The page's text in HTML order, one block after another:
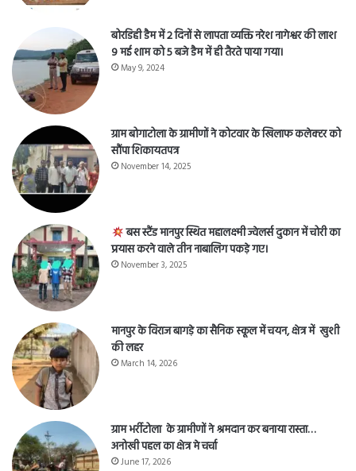
बोरडिही डैम में 2 दिनों से लापता व्यक्ति नरेश नागेश्वर की लाश
9 मई शाम को 5 बजे डैम में ही तैरते पाया गया।
May 9, 2024
ग्राम बोगाटोला के ग्रामीणों ने कोटवार के खिलाफ कलेक्टर को
सौंपा शिकायतपत्र
November 14, 2025
बस स्टैंड मानपुर स्थित महालक्ष्मी ज्वेलर्स दुकान में चोरी का
प्रयास करने वाले तीन नाबालिग पकड़े गए।
November 3, 2025
मानपुर के विराज बागड़े का सैनिक स्कूल में चयन, क्षेत्र में खुशी
की लहर
March 14, 2026
ग्राम भर्रीटोला के ग्रामीणों ने श्रमदान कर बनाया रास्ता…
अनोखी पहल का क्षेत्र मे चर्चा
June 17, 2026